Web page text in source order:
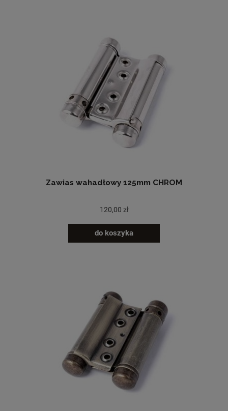
Zawias wahadłowy 125mm CHROM
120,00 zł
do koszyka